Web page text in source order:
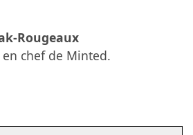
Rougeaux
en chef de Minted.